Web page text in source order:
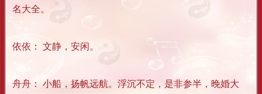
名大全。
依依： 文静，安闲。
舟舟： 小船，扬帆远航。浮沉不定，是非参半，晚婚大